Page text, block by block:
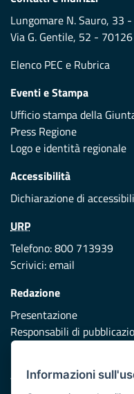
Lungomare N. Sauro, 33
Via G. Gentile, 52 -
Elenco PEC e Rubrica
Eventi e Stampa
Ufficio stampa della
Press Regione
Logo e identità regionale
Accessibilità
Dichiarazione di
URP
Telefono: 800 713939
Scrivici:email
Redazione
Presentazione
Responsabili di
Vai al sito di Protezione
Informazioni